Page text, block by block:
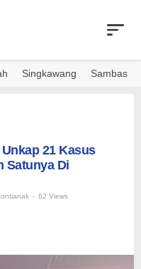
Singkawang Sambas
21 Kasus
Satunya Di
- 62 Views